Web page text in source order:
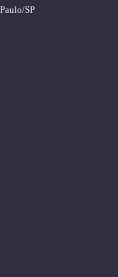
SP